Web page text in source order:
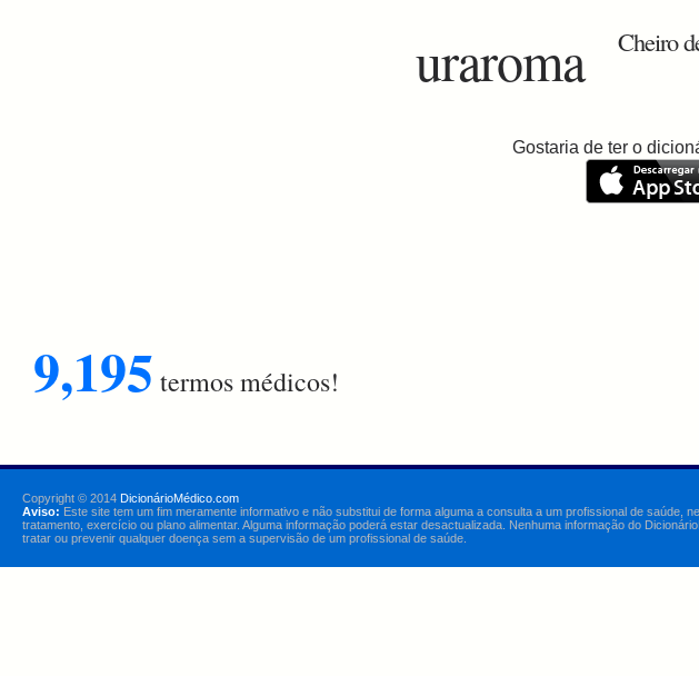
uraroma Cheiro
Gostaria de ter o
9,195 termos médicos!
Copyright © 2014 DicionárioMédico.com
Aviso: Este site tem um fim meramente informativo e não substitui de forma alguma a consulta a um profissional de
tratamento, exercício ou plano alimentar. Alguma informação poderá estar desactualizada. Nenhuma informação do
tratar ou prevenir qualquer doença sem a supervisão de um profissional de saúde.